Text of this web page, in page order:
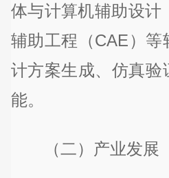
体与计算机辅助设计
辅助工程（CAE）等
计方案生成、仿真验
能。
（二）产业发展